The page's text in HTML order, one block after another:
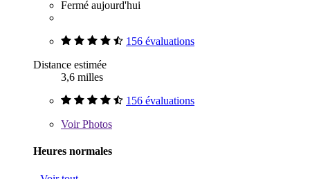
Fermé aujourd'hui
156 évaluations
Distance estimée
3,6 milles
156 évaluations
VoirPhotos
Heures normales